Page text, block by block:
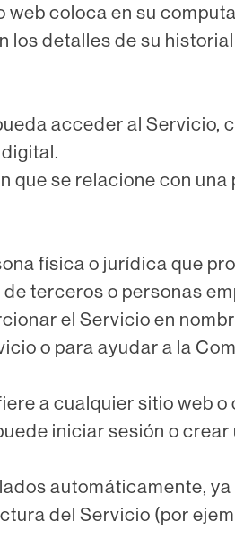
web coloca en su
los detalles de su
acceder al Servicio,
que se relacione con una
física o jurídica que
terceros o personas
el Servicio en
o para ayudar a la
a cualquier sitio web o
iniciar sesión o
automáticamente,
del Servicio (por